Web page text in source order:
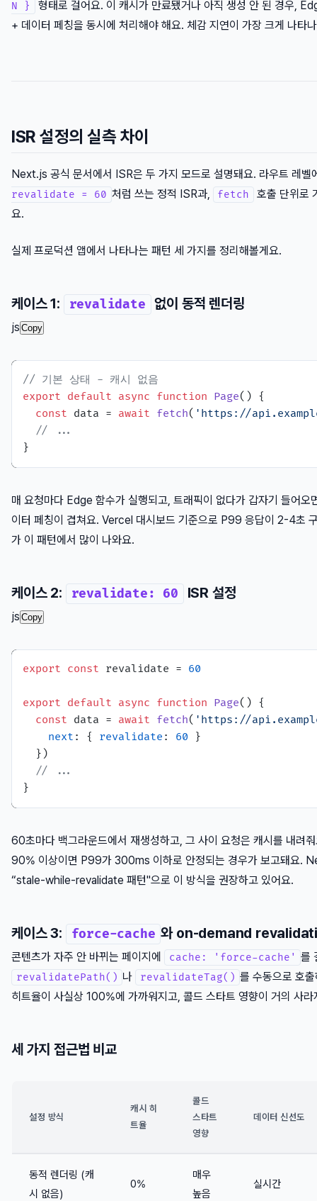
N }
형태로 걸어요. 이 캐시가 만료됐거나 아직 생성 안 된 경우,
+ 데이터 페칭을 동시에 처리해야 해요. 체감 지연이 가장 크게 나타
ISR 설정의 실측 차이
Next.js 공식 문서에서 ISR은 두 가지 모드로 설명돼요. 라우트 레벨
revalidate = 60 처럼 쓰는 정적 ISR과, fetch
호출 단위로
요.
실제 프로덕션 앱에서 나타나는 패턴 세 가지를 정리해볼게요.
케이스 1: revalidate 없이 동적 렌더링
js Copy
// 기본 상태 - 캐시 없음
export default async function Page( ) {
const data = await fetch( 'https://
// ...
매 요청마다 Edge 함수가 실행되고, 트래픽이 없다가 갑자기 들어오
이터 페칭이 겹쳐요. Vercel 대시보드 기준으로 P99 응답이 2-4초
가 이 패턴에서 많이 나와요.
케이스 2: revalidate: 60 ISR 설정
js Copy
export const revalidate = 60
export default async function Page( ) {
const data = await fetch( 'https://
next : { revalidate : 60 }
  })
// ...
60초마다 백그라운드에서 재생성하고, 그 사이 요청은 캐시를 내려
90% 이상이면 P99가 300ms 이하로 안정되는 경우가 보고돼요.
“stale-while-revalidate 패턴"으로 이 방식을 권장하고 있어요.
케이스 3: force-cache 와 on-demand
콘텐츠가 자주 안 바뀌는 페이지에 cache: 'force-cache' 를
revalidatePath() 나 revalidateTag() 를 수동으로 호
히트율이 사실상 100%에 가까워지고, 콜드 스타트 영향이 거의 사라
세 가지 접근법 비교
설정 방식
캐시 히
트율
콜드
스타트
영향
데이터 신선도
동적 렌더링 (캐
시 없음)
0%
매우
높음
실시간